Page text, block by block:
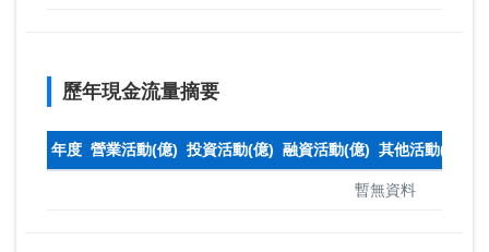
歷年現金流量摘要
年度 營業活動(億) 投資活動(億) 融資活動(億) 其他活動(億)
暫無資料